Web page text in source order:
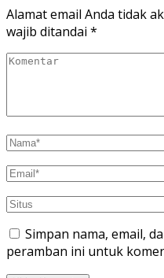
Alamat email Anda tidak
wajib ditandai *
Simpan nama, email,
peramban ini untuk